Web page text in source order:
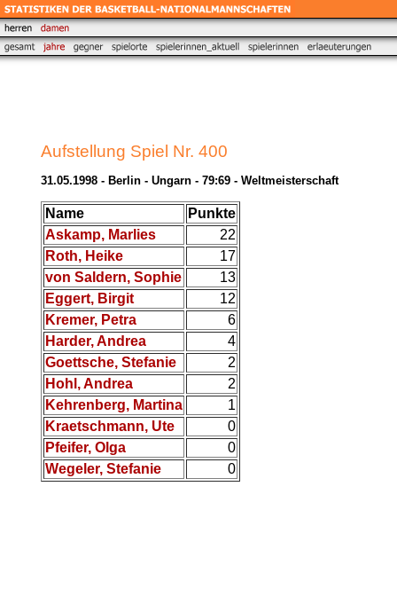
Aufstellung Spiel Nr. 400
31.05.1998 - Berlin - Ungarn - 79:69 - Weltmeisterschaft
Name
Punkte
Askamp, Marlies
22
Roth, Heike
17
von Saldern, Sophie
13
Eggert, Birgit
12
Kremer, Petra
6
Harder, Andrea
4
Goettsche, Stefanie
2
Hohl, Andrea
2
Kehrenberg, Martina
1
Kraetschmann, Ute
0
Pfeifer, Olga
0
Wegeler, Stefanie
0